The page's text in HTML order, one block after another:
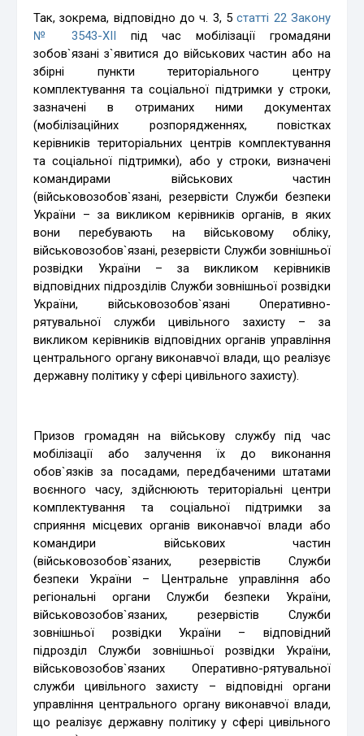
Так, зокрема, відповідно до ч. 3, 5статті 22 Закону
№ 3543-XII під час мобілізації громадяни
зобов`язані з`явитися до військових частин або на
збірні пункти територіального центру
комплектування та соціальної підтримки у строки,
зазначені в отриманих ними документах
(мобілізаційних розпорядженнях, повістках
керівників територіальних центрів комплектування
та соціальної підтримки), або у строки, визначені
командирами військових частин
(військовозобов`язані, резервісти Служби безпеки
України – за викликом керівників органів, в яких
вони перебувають на військовому обліку,
військовозобов`язані, резервісти Служби зовнішньої
розвідки України – за викликом керівників
відповідних підрозділів Служби зовнішньої розвідки
України, військовозобов`язані Оперативно-
рятувальної служби цивільного захисту – за
викликом керівників відповідних органів управління
центрального органу виконавчої влади, що реалізує
державну політику у сфері цивільного захисту).
Призов громадян на військову службу під час
мобілізації або залучення їх до виконання
обов`язків за посадами, передбаченими штатами
воєнного часу, здійснюють територіальні центри
комплектування та соціальної підтримки за
сприяння місцевих органів виконавчої влади або
командири військових частин
(військовозобов`язаних, резервістів Служби
безпеки України – Центральне управління або
регіональні органи Служби безпеки України,
військовозобов`язаних, резервістів Служби
зовнішньої розвідки України – відповідний
підрозділ Служби зовнішньої розвідки України,
військовозобов`язаних Оперативно-рятувальної
служби цивільного захисту – відповідні органи
управління центрального органу виконавчої влади,
що реалізує державну політику у сфері цивільного